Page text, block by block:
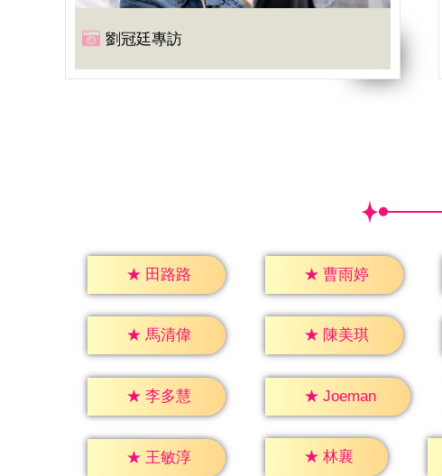
劉冠廷專訪
★ 田路路 ★ 曹雨婷
★ 馬清偉 ★ 陳美琪
★ 李多慧 ★ Joeman
★ 王敏淳 ★ 林襄